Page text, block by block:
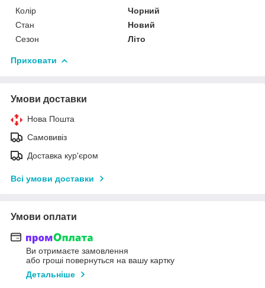
Колір
Чорний
Стан
Новий
Сезон
Літо
Приховати
Умови доставки
Нова Пошта
Самовивіз
Доставка кур'єром
Всі умови доставки
Умови оплати
Ви отримаєте замовлення
або гроші повернуться на вашу картку
Детальніше